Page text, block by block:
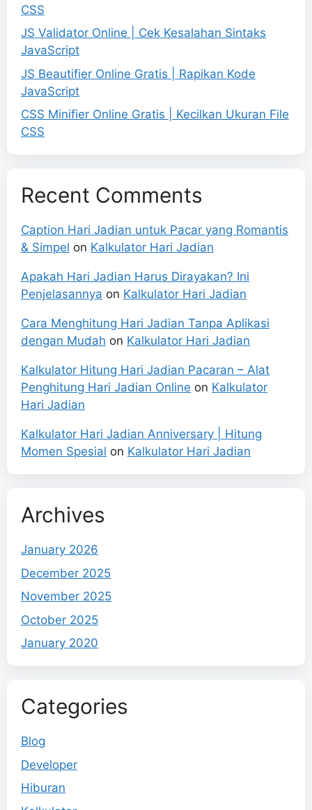
CSS
JS Validator Online | Cek Kesalahan Sintaks
JavaScript
JS Beautifier Online Gratis | Rapikan Kode
JavaScript
CSS Minifier Online Gratis | Kecilkan Ukuran File
CSS
Recent Comments
Caption Hari Jadian untuk Pacar yang Romantis
& Simpel on Kalkulator Hari Jadian
Apakah Hari Jadian Harus Dirayakan? Ini
Penjelasannya on Kalkulator Hari Jadian
Cara Menghitung Hari Jadian Tanpa Aplikasi
dengan Mudah on Kalkulator Hari Jadian
Kalkulator Hitung Hari Jadian Pacaran – Alat
Penghitung Hari Jadian Online on Kalkulator
Hari Jadian
Kalkulator Hari Jadian Anniversary | Hitung
Momen Spesial on Kalkulator Hari Jadian
Archives
January 2026
December 2025
November 2025
October 2025
January 2020
Categories
Blog
Developer
Hiburan